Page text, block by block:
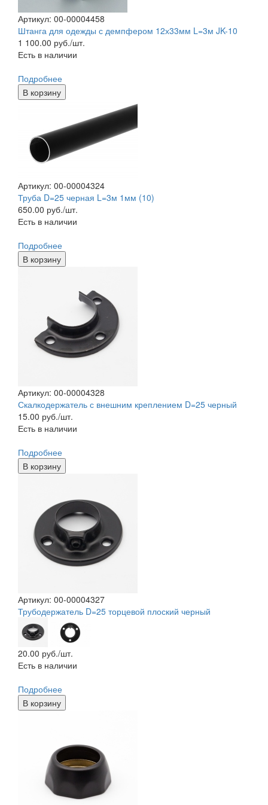
Артикул: 00-00004458
Штанга для одежды с демпфером 12х33мм L=3м JK-10
1 100.00 руб./шт.
Есть в наличии
Подробнее
В корзину
Артикул: 00-00004324
Труба D=25 черная L=3м 1мм (10)
650.00 руб./шт.
Есть в наличии
Подробнее
В корзину
Артикул: 00-00004328
Скалкодержатель с внешним креплением D=25 черный
15.00 руб./шт.
Есть в наличии
Подробнее
В корзину
Артикул: 00-00004327
Трубодержатель D=25 торцевой плоский черный
20.00 руб./шт.
Есть в наличии
Подробнее
В корзину